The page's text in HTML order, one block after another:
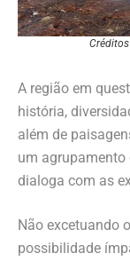
A região em
história,
além de
um agrupamento
dialoga com as
Não excetuando
possibilidade